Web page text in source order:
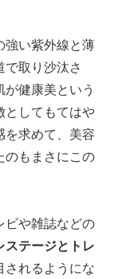
強い紫外線と薄
で取り沙汰さ
健康美という
としてもてはや
を求めて、美容
のもまさにこの
ビや雑誌などの
ステージとトレ
されるようにな